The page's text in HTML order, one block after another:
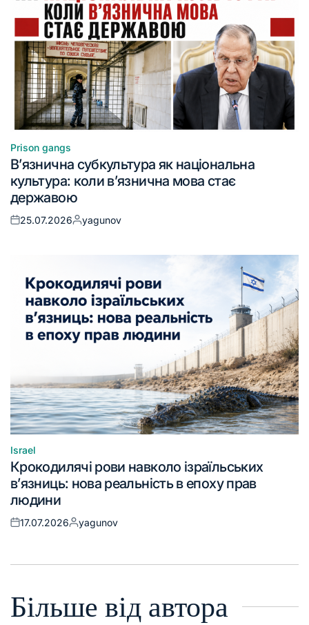
Prison gangs
В’язнична субкультура як національна
культура: коли в’язнична мова стає
державою
25.07.2026 yagunov
Israel
Крокодилячі рови навколо ізраїльських
в’язниць: нова реальність в епоху прав
людини
17.07.2026 yagunov
Більше від автора